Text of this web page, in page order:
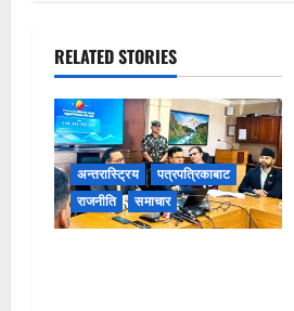
RELATED STORIES
अन्तरास्ट्रिय
पत्रपत्रिकाबाट
राजनीति
समाचार